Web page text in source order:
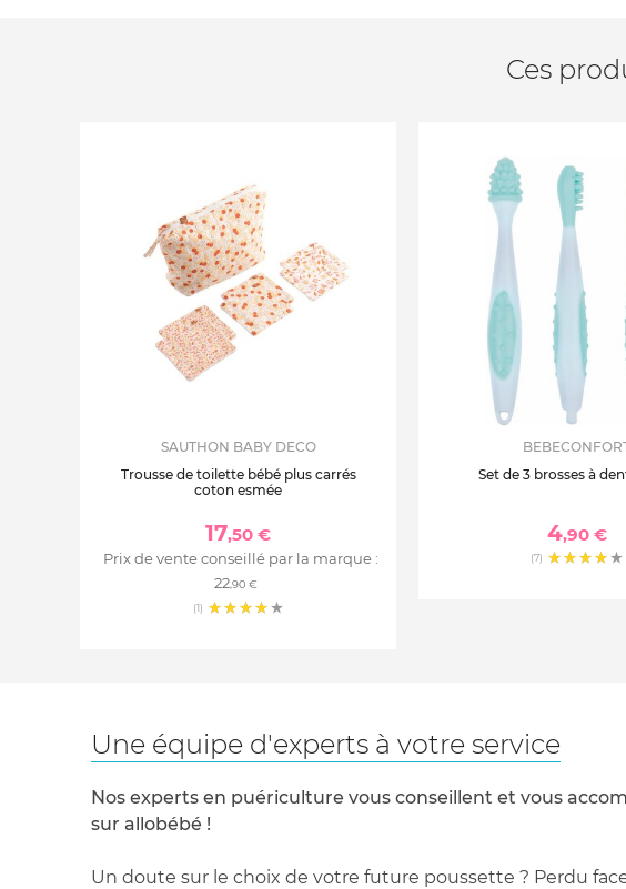
Ces
SAUTHON BABY DECO
Trousse de toilette bébé plus carrés
coton esmée
17,50 €
Prix de vente conseillé par la marque :
22,90 €
(1)
Set de 3 brosses à
4,90 €
(7)
Une équipe d'experts à votre service
Nos experts en puériculture vous conseillent et vous
sur allobébé !
Un doute sur le choix de votre future poussette ? Perdu